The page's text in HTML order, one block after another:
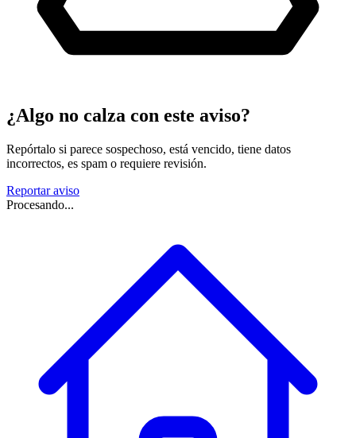
¿Algo no calza con este aviso?
Repórtalo si parece sospechoso, está vencido, tiene datos
incorrectos, es spam o requiere revisión.
Reportar aviso
Procesando...